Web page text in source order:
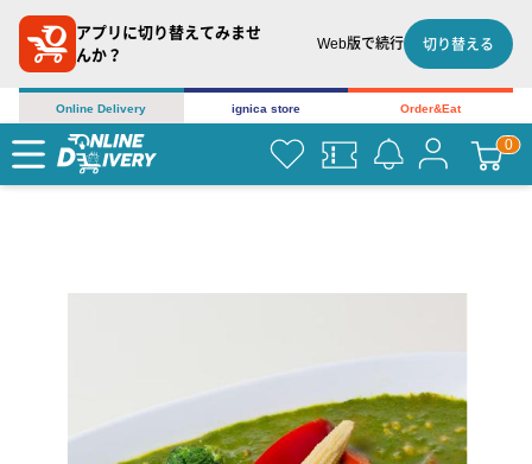
アプリに切り替えてみませ
んか？
Web版で続行 切り替える
Online Delivery ignica store Order&Eat